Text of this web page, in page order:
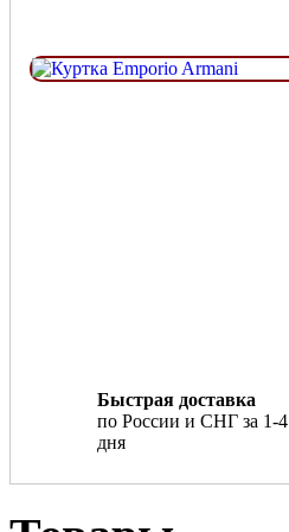
Быстрая доставка
по России и СНГ за 1-4
дня